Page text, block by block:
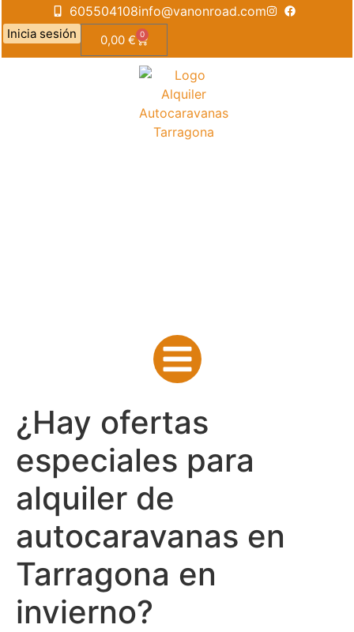
605504108info@vanonroad.com
Inicia sesión 0,00 € 0
¿Hay ofertas
especiales para
alquiler de
autocaravanas en
Tarragona en
invierno?